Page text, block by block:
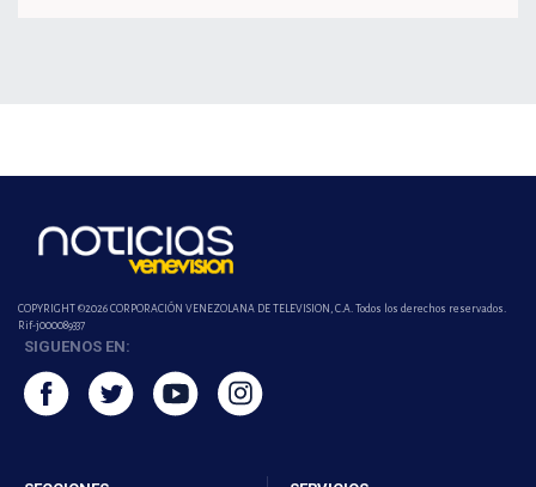
COPYRIGHT ©2026 CORPORACIÓN VENEZOLANA DE TELEVISION, C.A. Todos los derechos reservados.
Rif-j000089337
SIGUENOS EN: